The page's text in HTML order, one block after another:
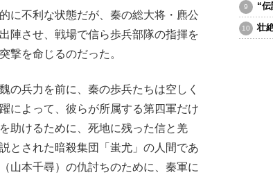
に不利な状態だが、秦の総大将・麃公
陣させ、戦場で信ら歩兵部隊の指揮を
撃を命じるのだった。
兵力を前に、秦の歩兵たちは空しく
によって、彼らが所属する第四軍だけ
助けるために、死地に残った信と羌
とされた暗殺集団「蚩尤」の人間であ
山本千尋）の仇討ちのために、秦軍に
“
壮